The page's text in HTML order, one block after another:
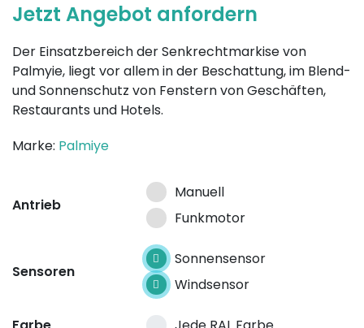
Jetzt Angebot anfordern
Der Einsatzbereich der Senkrechtmarkise von
Palmyie, liegt vor allem in der Beschattung, im Blend-
und Sonnenschutz von Fenstern von Geschäften,
Restaurants und Hotels.
Marke: Palmiye
Antrieb
Manuell
Funkmotor
Sensoren
Sonnensensor
Sonnensensor
Windsensor
Windsensor